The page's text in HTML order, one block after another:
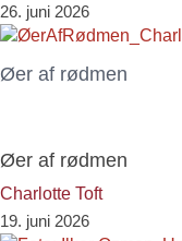
26. juni 2026
Øer af rødmen
Øer af rødmen
Charlotte Toft
19. juni 2026